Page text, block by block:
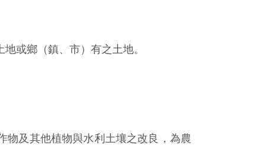
或鄉（鎮、市）有之土地。
物及其他植物與水利土壤之改良，為農